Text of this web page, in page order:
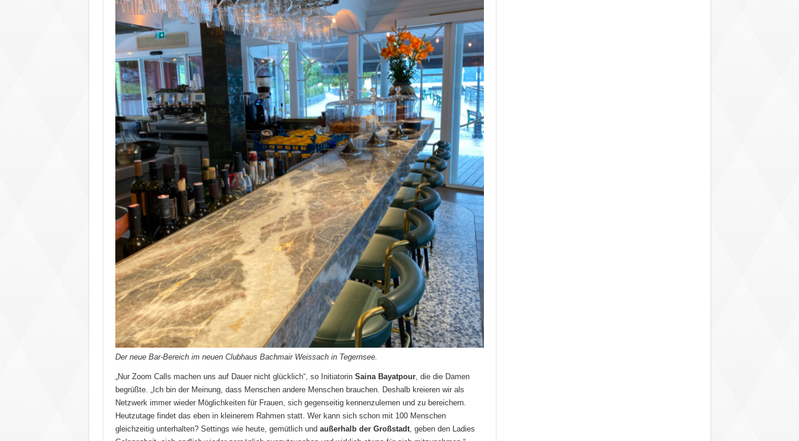
Der neue Bar-Bereich im neuen Clubhaus Bachmair Weissach in Tegernsee.
„Nur Zoom Calls machen uns auf Dauer nicht glücklich“, so Initiatorin Saina Bayatpour, die die Damen
begrüßte. „Ich bin der Meinung, dass Menschen andere Menschen brauchen. Deshalb kreieren wir als
Netzwerk immer wieder Möglichkeiten für Frauen, sich gegenseitig kennenzulernen und zu bereichern.
Heutzutage findet das eben in kleinerem Rahmen statt. Wer kann sich schon mit 100 Menschen
gleichzeitig unterhalten? Settings wie heute, gemütlich und außerhalb der Großstadt, geben den Ladies